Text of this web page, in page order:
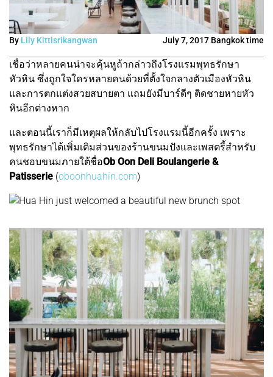
By Lily Kittisrikangwan July 7, 2017 Bangkok time
เชื่อว่าหลายคนน่าจะคุ้นหูถ้ากล่าวถึงโรงแรมพุทธรักษา
หัวหิน ซึ่งถูกใจใครหลายคนด้วยที่ตั้งใจกลางตัวเมืองหัวหิน
และการตกแต่งสวยสบายตา แถมยังมีบาร์ดีๆ ติดชายหายหัว
หินอีกต่างหาก
และตอนนี้เราก็มีเหตุผลให้กลับไปโรงแรมนี้อีกครั้ง เพราะ
พุทธรักษาได้เพิ่มเติมส่วนของร้านขนมปังและเพสตรี้สำหรับ
คนชอบขนมภายใต้ชื่อOb Oon Deli Boulangerie &
Patisserie (oboonhuahin.com)